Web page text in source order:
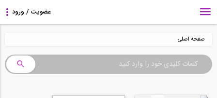
صفحه اصلی